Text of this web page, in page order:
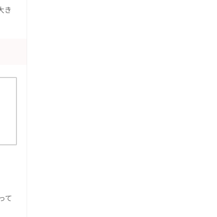
き
て